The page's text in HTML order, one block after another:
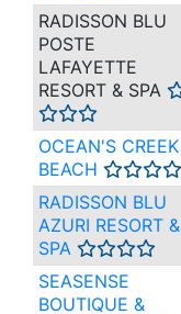
RADISSON BLU
POSTE
LAFAYETTE
RESORT & SPA
OCEAN'S CREEK
BEACH
RADISSON BLU
AZURI RESORT &
SPA
SEASENSE
BOUTIQUE &